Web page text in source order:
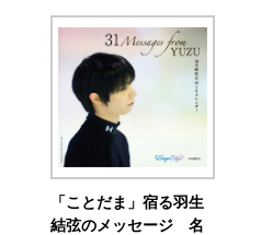
「ことだま」宿る羽生
結弦のメッセージ 名